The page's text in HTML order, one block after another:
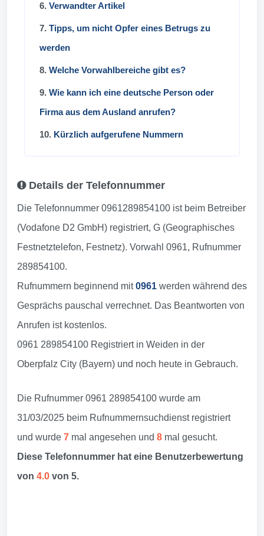
6. Verwandter Artikel
7. Tipps, um nicht Opfer eines Betrugs zu
werden
8. Welche Vorwahlbereiche gibt es?
9. Wie kann ich eine deutsche Person oder
Firma aus dem Ausland anrufen?
10. Kürzlich aufgerufene Nummern
Details der Telefonnummer
Die Telefonnummer 0961289854100 ist beim Betreiber
(Vodafone D2 GmbH) registriert, G (Geographisches
Festnetztelefon, Festnetz). Vorwahl 0961, Rufnummer
289854100.
Rufnummern beginnend mit0961 werden während des
Gesprächs pauschal verrechnet. Das Beantworten von
Anrufen ist kostenlos.
0961 289854100 Registriert in Weiden in der
Oberpfalz City (Bayern) und noch heute in Gebrauch.
Die Rufnummer 0961 289854100 wurde am
31/03/2025 beim Rufnummernsuchdienst registriert
und wurde 7 mal angesehen und 8 mal gesucht.
Diese Telefonnummer hat eine Benutzerbewertung
von 4.0 von 5.